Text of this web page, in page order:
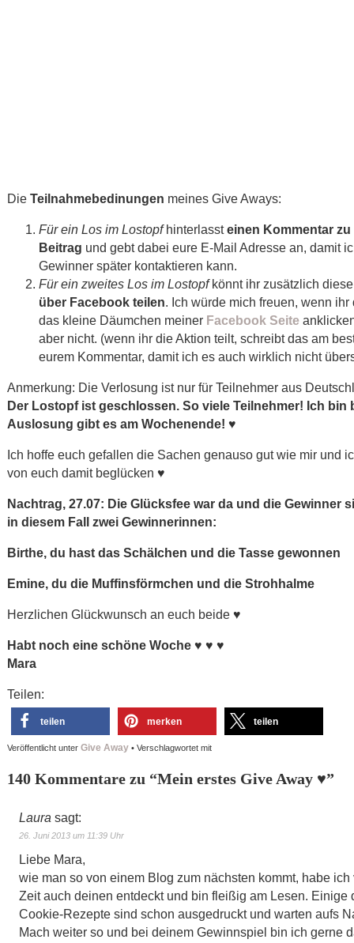
Die Teilnahmebedinungen meines Give Aways:
Für ein Los im Lostopfhinterlassteinen Kommentar zu
Beitrag und gebt dabei eure E-Mail Adresse an, damit
Gewinner später kontaktieren kann.
Für ein zweites Los im Lostopfkönnt ihr zusätzlich
über Facebook teilen. Ich würde mich freuen, wenn ihr
das kleine Däumchen meiner Facebook Seite
aber nicht. (wenn ihr die Aktion teilt, schreibt das am
eurem Kommentar, damit ich es auch wirklich nicht
Anmerkung: Die Verlosung ist nur für Teilnehmer aus
Der Lostopf ist geschlossen. So viele Teilnehmer! Ich bin
Auslosung gibt es am Wochenende! ♥
Ich hoffe euch gefallen die Sachen genauso gut wie mir und
von euch damit beglücken ♥
Nachtrag, 27.07: Die Glücksfee war da und die Gewinner
in diesem Fall zwei Gewinnerinnen:
Birthe, du hast das Schälchen und die Tasse gewonnen
Emine, du die Muffinsförmchen und die Strohhalme
Herzlichen Glückwunsch an euch beide ♥
Habt noch eine schöne Woche ♥ ♥ ♥
Mara
Teilen:
teilen merken teilen
Veröffentlicht unter Give Away• Verschlagwortet mit
140 Kommentare zu “Mein erstes Give Away ♥”
Laura sagt:
26. Juni 2013 um 11:39 Uhr
Liebe Mara,
wie man so von einem Blog zum nächsten kommt, habe ich
Zeit auch deinen entdeckt und bin fleißig am Lesen. Einige
Cookie-Rezepte sind schon ausgedruckt und warten aufs
Mach weiter so und bei deinem Gewinnspiel bin ich gerne